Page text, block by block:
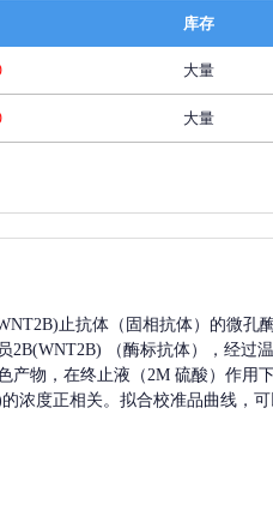
库存
大量
大量
止抗体（固相抗体）的微孔
2B(WNT2B)
（酶标抗体），经过
物，在终止液（2M 硫酸）作用
的浓度正相关。拟合校准品曲线，